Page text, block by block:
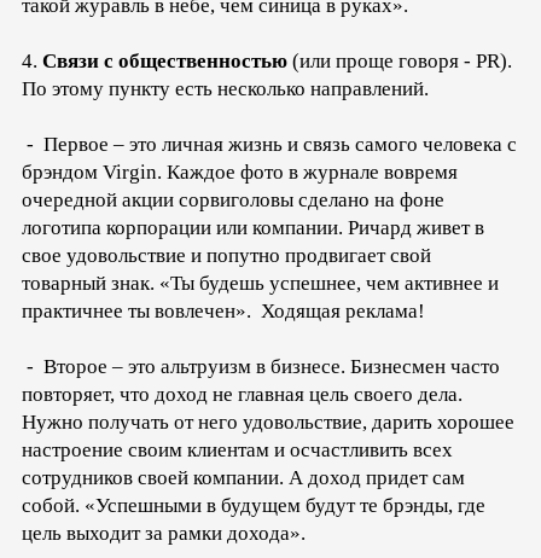
такой журавль в небе, чем синица в руках».
4. Связи с общественностью (или проще говоря - PR).
По этому пункту есть несколько направлений.
- Первое – это личная жизнь и связь самого человека с
брэндом Virgin. Каждое фото в журнале вовремя
очередной акции сорвиголовы сделано на фоне
логотипа корпорации или компании. Ричард живет в
свое удовольствие и попутно продвигает свой
товарный знак. «Ты будешь успешнее, чем активнее и
практичнее ты вовлечен». Ходящая реклама!
- Второе – это альтруизм в бизнесе. Бизнесмен часто
повторяет, что доход не главная цель своего дела.
Нужно получать от него удовольствие, дарить хорошее
настроение своим клиентам и осчастливить всех
сотрудников своей компании. А доход придет сам
собой. «Успешными в будущем будут те брэнды, где
цель выходит за рамки дохода».